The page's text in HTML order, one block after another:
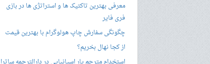
معرفی بهترین تاکتیک ها و استراتژی ها در بازی
فری فایر
چگونگی سفارش چاپ هولوگرام با بهترین قیمت
از کجا نهال بخریم؟